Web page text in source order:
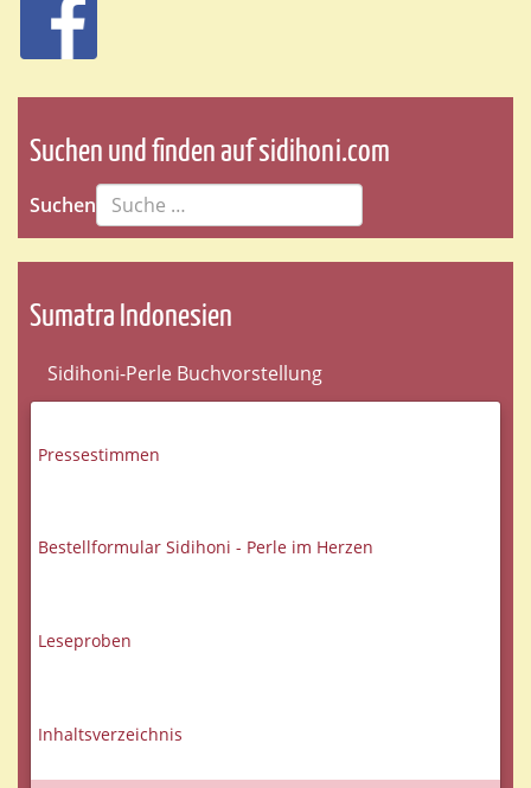
Suchen und finden auf sidihoni.com
Suchen
Sumatra Indonesien
Sidihoni-Perle Buchvorstellung
Pressestimmen
Bestellformular Sidihoni - Perle im Herzen
Leseproben
Inhaltsverzeichnis